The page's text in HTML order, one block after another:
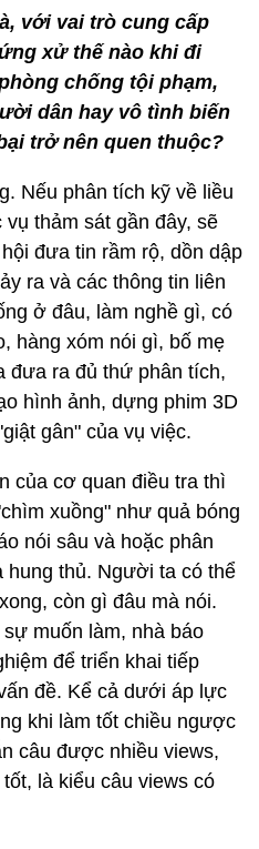
với vai trò cung cấp
xử thế nào khi đi
chống tội phạm,
dân hay vô tình biến
trở nên quen thuộc?
Nếu phân tích kỹ về liều
thảm sát gần đây, sẽ
đưa tin rầm rộ, dồn dập
ra và các thông tin liên
ở đâu, làm nghề gì, có
hàng xóm nói gì, bố mẹ
đưa ra đủ thứ phân tích,
hình ảnh, dựng phim 3D
gân" của vụ việc.
của cơ quan điều tra thì
xuồng" như quả bóng
nói sâu và hoặc phân
hung thủ. Người ta có thể
còn gì đâu mà nói.
muốn làm, nhà báo
để triển khai tiếp
đề. Kể cả dưới áp lực
khi làm tốt chiều ngược
câu được nhiều views,
là kiểu câu views có